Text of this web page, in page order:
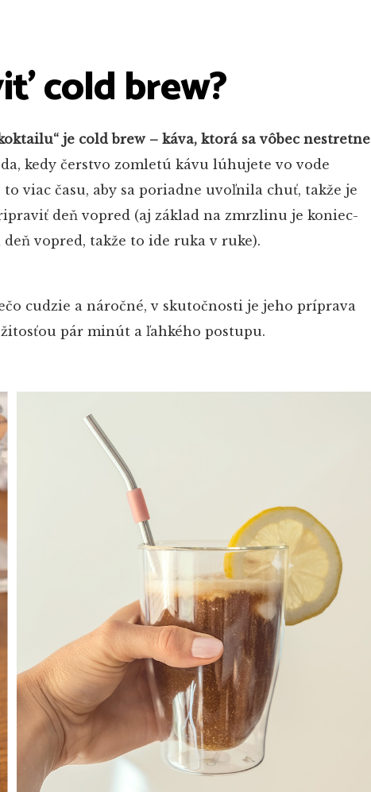
cold brew?
je cold brew – káva, ktorá sa vôbec nestretne
kedy čerstvo zomletú kávu lúhujete vo vode
viac času, aby sa poriadne uvoľnila chuť, takže je
deň vopred (aj základ na zmrzlinu je koniec-
vopred, takže to ide ruka v ruke).
cudzie a náročné, v skutočnosti je jeho príprava
pár minút a ľahkého postupu.